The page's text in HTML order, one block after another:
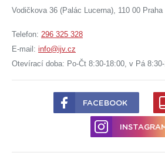
Vodičkova 36 (Palác Lucerna), 110 00 Praha
Telefon: 296 325 328
E-mail: info@ijv.cz
Otevírací doba: Po-Čt 8:30-18:00, v Pá
FACEBOOK